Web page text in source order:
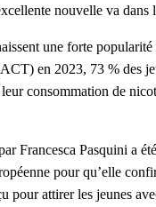
nouvelle va
une forte popularité
en 2023, 73 % des
consommation de
Francesca Pasquini a
pour qu’elle
pour attirer les jeunes